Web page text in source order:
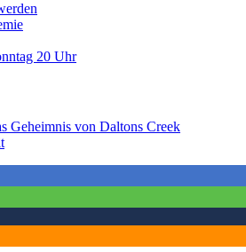
20 Uhr
Geheimnis von Daltons Creek